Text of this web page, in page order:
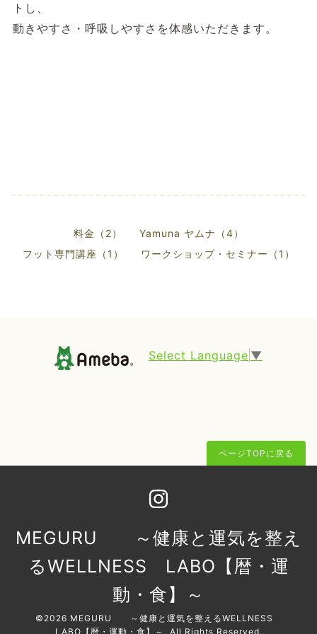
トし、
動きやすさ・呼吸しやすさを体感いただきます。
料金（2）
Yamuna ヤムナ（4）
フット専門講座（1）
ワークショップ・セミナー（1）
Select Language ▼
ページTOPに戻る
MEGURU ～健康と運気を整え
るWELLNESS LABO【暦・運
動・食】～
©2026 MEGURU ～健康と運気を整えるWELLNESS
LABO【暦・運動・食】～ . All Rights Reserved.